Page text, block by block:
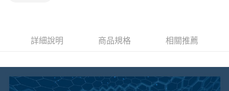
詳細說明 商品規格 相關推薦